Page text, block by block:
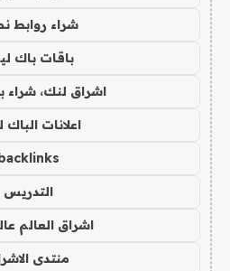
شراء روابط
باقات باك
اشراق لنك، شراء
اعلانات الباك
التدريس
اشراق العالم
منتدى